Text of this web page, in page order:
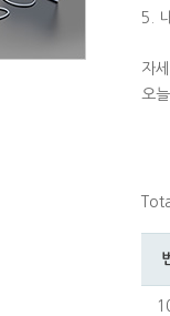
5.
자
오